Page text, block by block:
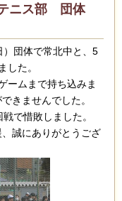
ニス部 団体
団体で常北中と、5
した。
ーム​まで持ち込みま
きませんでした。
で惜敗しました。
誠にありがとうござ